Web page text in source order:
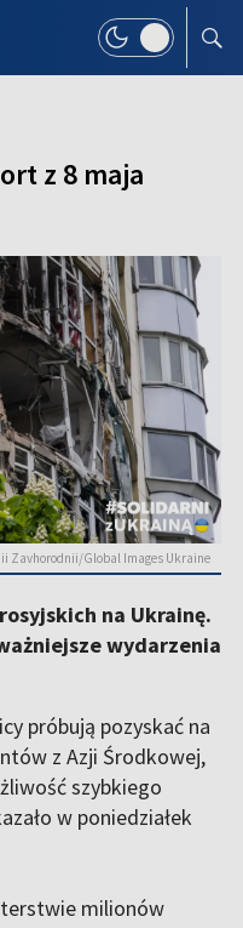
z 8 maja
Zavhorodnii/Global Images Ukraine
na Ukrainę.
wydarzenia
próbują pozyskać na
z Azji Środkowej,
szybkiego
w poniedziałek
milionów